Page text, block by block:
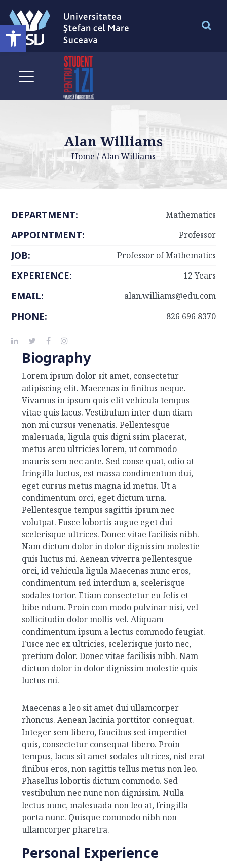
Deschide bara de unelte
Alan Williams
Home /Alan Williams
DEPARTMENT: Mathematics
APPOINTMENT: Professor
JOB: Professor of Mathematics
EXPERIENCE: 12 Years
EMAIL: alan.williams@edu.com
PHONE: 826 696 8370
Biography
Lorem ipsum dolor sit amet, consectetur
adipiscing elit. Maecenas in finibus neque.
Vivamus in ipsum quis elit vehicula tempus
vitae quis lacus. Vestibulum inter dum diam
non mi cursus venenatis. Pellentesque
malesuada, ligula quis digni ssim placerat,
metus arcu ultricies lorem, ut commodo
mauris sem nec ante. Sed conse quat, odio at
fringilla luctus, est massa condimentum dui,
eget cursus metus magna id metus. Ut a
condimentum orci, eget dictum urna.
Pellentesque tempus sagittis ipsum nec
volutpat. Fusce lobortis augue eget dui
scelerisque ultrices. Donec vitae facilisis nibh.
Nam dictum dolor in dolor dignissim molestie
quis luctus mi. Aenean viverra pellentesque
orci, id vehicula ligula Maecenas nunc eros,
condimentum sed interdum a, scelerisque
sodales tortor. Etiam consectetur eu felis et
bibe ndum. Proin com modo pulvinar nisi, vel
sollicitudin dolor mollis vel. Aliquam
condimentum ipsum a lectus commodo feugiat.
Fusce nec ex ultricies, scelerisque justo nec,
pretium dolor. Donec vitae facilisis nibh. Nam
dictum dolor in dolor dignissim molestie quis
luctus mi.
Maecenas a leo sit amet dui ullamcorper
rhoncus. Aenean lacinia porttitor consequat.
Integer sem libero, faucibus sed imperdiet
quis, consectetur consequat libero. Proin
tempus, lacus sit amet sodales ultrices, nisl erat
finibus eros, non sagittis tellus metus non leo.
Phasellus lobortis dictum commodo. Sed
vestibulum nec nunc non dignissim. Nulla
lectus nunc, malesuada non leo at, fringilla
porta nunc. Quisque commodo nibh non
ullamcorper pharetra.
Personal Experience